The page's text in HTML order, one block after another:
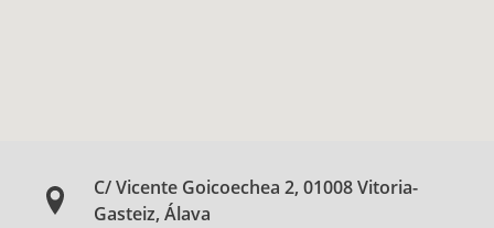
C/ Vicente Goicoechea 2, 01008 Vitoria-
Gasteiz, Álava